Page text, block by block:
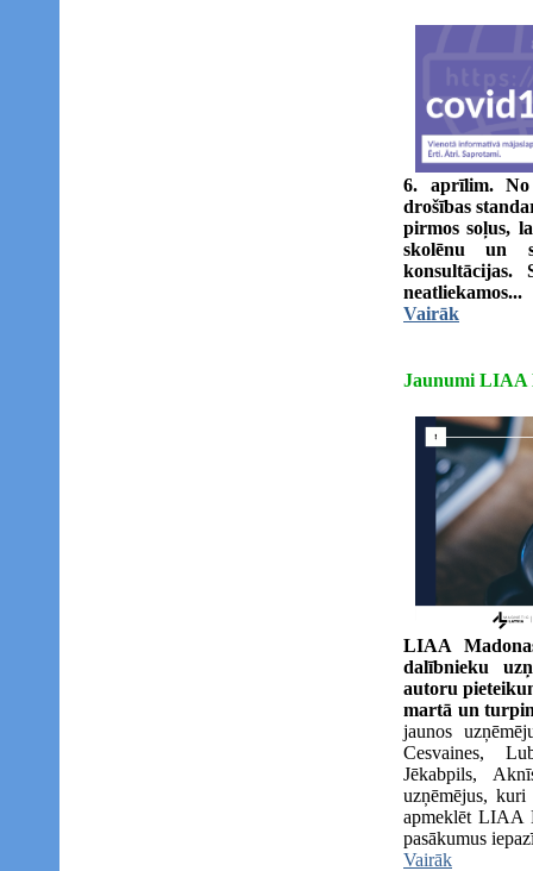
6. aprīlim. No
drošības
pirmos soļus,
skolēnu un
neatliekamos...
Vairāk
Jaunumi LIAA
LIAA
dalībnieku
autoru
martā un
jaunos
Cesvaines,
Jēkabpils,
uzņēmējus,
apmeklēt LIAA
pasākumus
Vairāk